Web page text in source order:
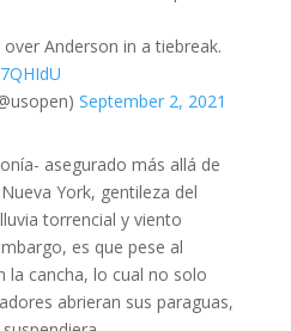
Anderson in a tiebreak.
September 2, 2021
asegurado más allá de
York, gentileza del
torrencial y viento
es que pese al
la cancha, lo cual no solo
abrieran sus paraguas,